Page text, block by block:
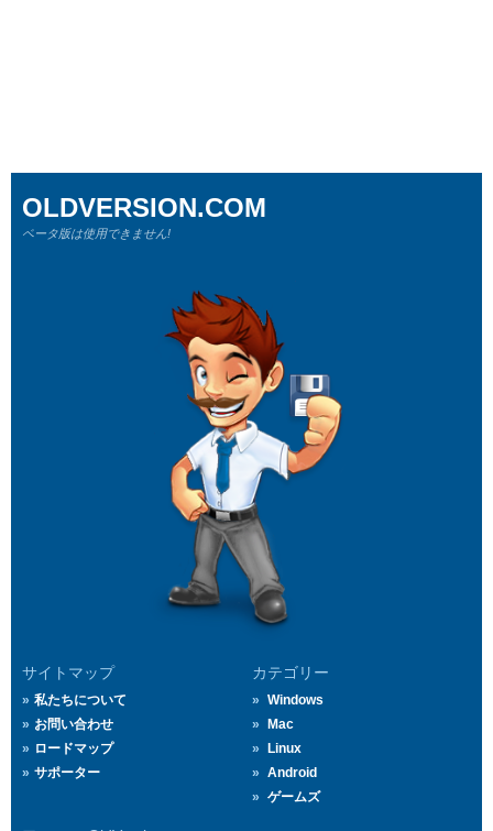
サイトマップ
私たちについて
お問い合わせ
ロードマップ
サポーター
カテゴリー
Windows
Mac
Linux
Android
ゲームズ
OLDVERSION.COM
ベータ版は使用できません!